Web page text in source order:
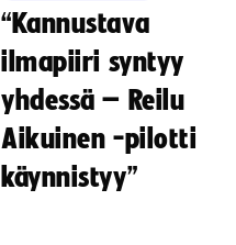
“Kannustava
ilmapiiri syntyy
yhdessä – Reilu
Aikuinen -pilotti
käynnistyy”